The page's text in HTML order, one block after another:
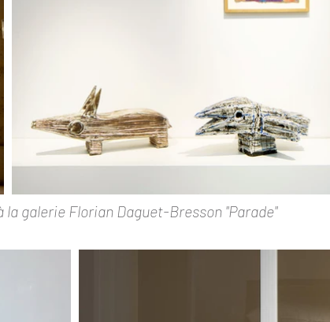
galerie Florian Daguet-Bresson "Parade"